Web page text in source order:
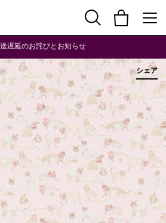
遅延のお詫びとお知らせ
シェア